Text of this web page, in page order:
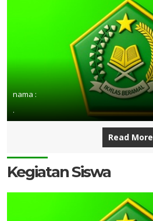
nama :
.
Read More
Kegiatan Siswa